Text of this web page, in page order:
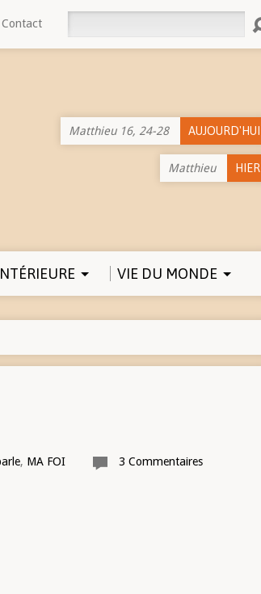
Contact
Matthieu 16, 24-28 AUJOURD'HUI
Matthieu HIER
VIE DU MONDE
, MA FOI 3 Commentaires